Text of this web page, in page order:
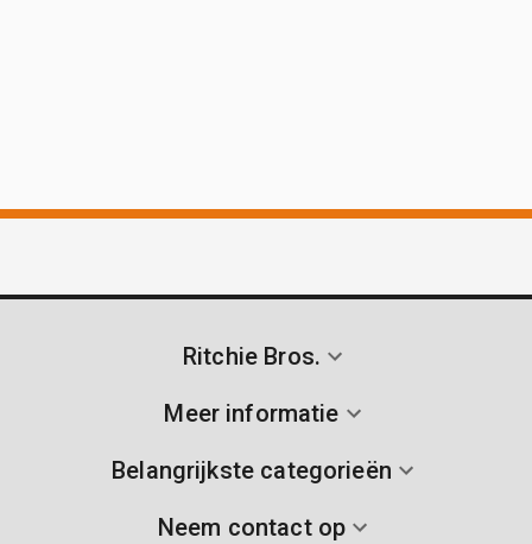
Ritchie Bros.
Meer informatie
Belangrijkste categorieën
Neem contact op